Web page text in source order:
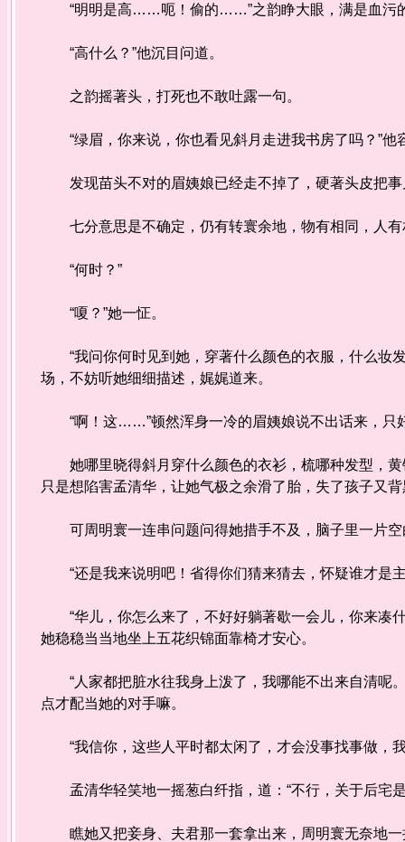
“明明是高……呃！偷的……”之韵睁大眼，满是血污
“高什么？”他沉目问道。
之韵摇著头，打死也不敢吐露一句。
“绿眉，你来说，你也看见斜月走进我书房了吗？”他
发现苗头不对的眉姨娘已经走不掉了，硬著头皮把事
七分意思是不确定，仍有转寰余地，物有相同，人有
“何时？”
“嗄？”她一怔。
“我问你何时见到她，穿著什么颜色的衣服，什么妆
场，不妨听她细细描述，娓娓道来。
“啊！这……”顿然浑身一冷的眉姨娘说不出话来，只
她哪里晓得斜月穿什么颜色的衣衫，梳哪种发型，黄
只是想陷害孟清华，让她气极之余滑了胎，失了孩子又
可周明寰一连串问题问得她措手不及，脑子里一片空
“还是我来说明吧！省得你们猜来猜去，怀疑谁才是
“华儿，你怎么来了，不好好躺著歇一会儿，你来凑
她稳稳当当地坐上五花织锦面靠椅才安心。
“人家都把脏水往我身上泼了，我哪能不出来自清呢
点才配当她的对手嘛。
“我信你，这些人平时都太闲了，才会没事找事做，
孟清华轻笑地一摇葱白纤指，道：“不行，关于后宅
瞧她又把妾身、夫君那一套拿出来，周明寰无奈地一